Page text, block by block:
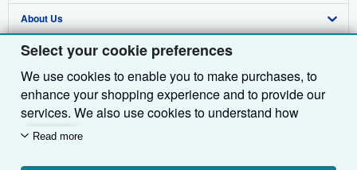
Select your cookie preferences
We use cookies to enable you to make purchases, to
enhance your shopping experience and to provide our
services. We also use cookies to understand how
customers use our services (for example, by measuring
Read more
Browse Collections
My Account
My Orders
View Basket
Start Selling
Join Our Affiliate Programme
Book Buyback
Refer a seller
About Us
About AbeBooks
Media
Careers
Privacy Policy
Find Help
Help
Customer Service
Other AbeBooks Companies
AbeBooks.com
AbeBooks.de
Follow AbeBooks